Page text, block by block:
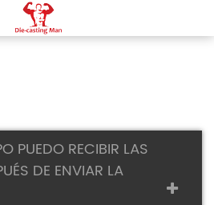
PUEDO RECIBIR LAS
DE ENVIAR LA